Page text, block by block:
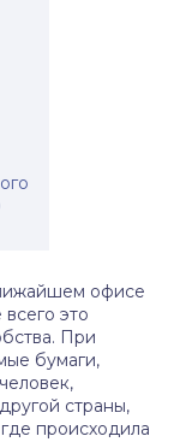
офисе
это
При
бумаги,
страны,
происходила